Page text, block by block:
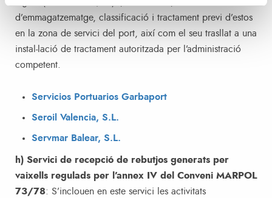
d’emmagatzematge, classificació i tractament previ d’estos
en la zona de servici del port, així com el seu trasllat a una
instal-lació de tractament autoritzada per l’administració
competent.
Servicios Portuarios Garbaport
Seroil Valencia, S.L.
Servmar Balear, S.L.
h) Servici de recepció de rebutjos generats per
vaixells regulads per l’annex IV del Conveni MARPOL
73/78: S’inclouen en este servici les activitats